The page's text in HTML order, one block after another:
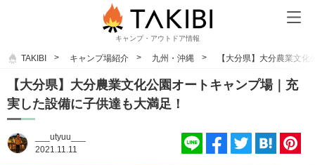
キャンプ・アウトドア情報
TAKIBI キャンプ場紹介 九州・沖縄 【大分県】大分農業文
【大分県】大分農業文化公園オートキャンプ場｜充
実した設備に子供達も大満足！
___utyuu___
2021.11.11